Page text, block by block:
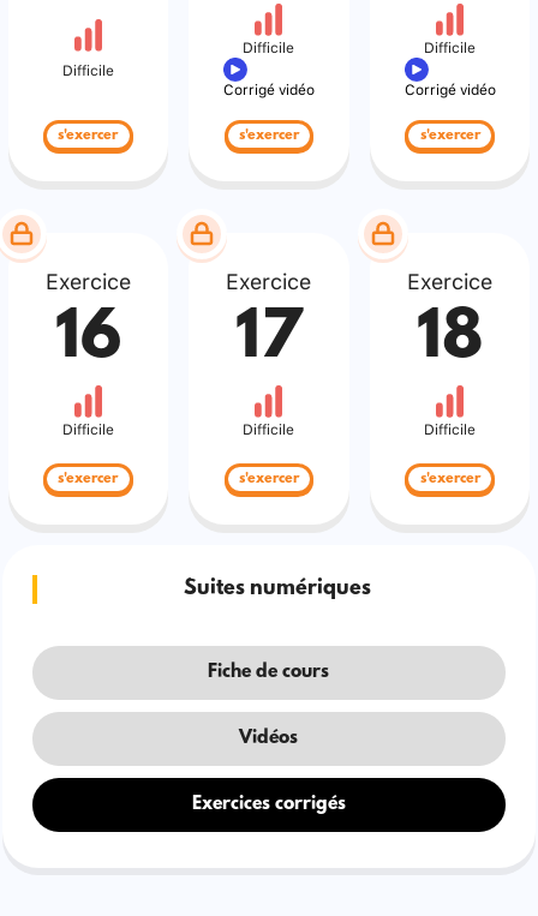
Difficile
s'exercer
Difficile
Corrigé vidéo
s'exercer
Difficile
Corrigé vidéo
s'exercer
Exercice
16
Difficile
s'exercer
Exercice
17
Difficile
s'exercer
Exercice
18
Difficile
s'exercer
Suites numériques
Fiche de cours
Vidéos
Exercices corrigés